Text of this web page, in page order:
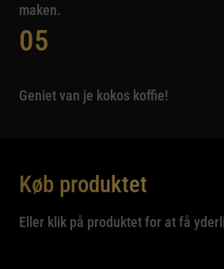
maken.
05
Geniet van je kokos koffie!
Køb produktet
Eller klik på produktet for at få